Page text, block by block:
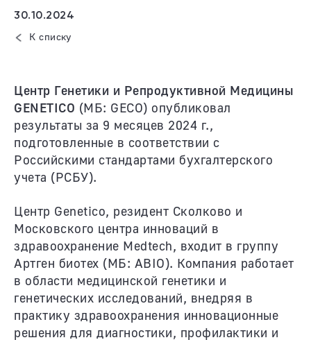
30.10.2024
К списку
Центр Генетики и Репродуктивной Медицины
GENETICO (МБ: GECO) опубликовал
результаты за 9 месяцев 2024 г.,
подготовленные в соответствии с
Российскими стандартами бухгалтерского
учета (РСБУ).
Центр Genetico, резидент Сколково и
Московского центра инноваций в
здравоохранение Medtech, входит в группу
Артген биотех (МБ: ABIO). Компания работает
в области медицинской генетики и
генетических исследований, внедряя в
практику здравоохранения инновационные
решения для диагностики, профилактики и